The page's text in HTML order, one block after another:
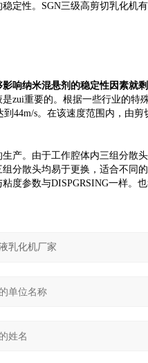
定性。SGN三级高剪切乳化机
响纳米混悬剂的稳定性因素就
zui重要的。根据一些行业的特
到44m/s。在该速度范围内，由
生产。由于工作腔体内三组分
分散头均易于更换，适合不同
度参数与DISPGRSING一样。